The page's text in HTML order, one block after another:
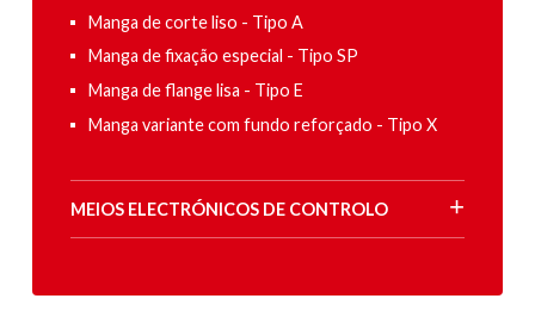
Manga de corte liso - Tipo A
Manga de fixação especial - Tipo SP
Manga de flange lisa - Tipo E
Manga variante com fundo reforçado - Tipo X
MEIOS ELECTRÓNICOS DE CONTROLO